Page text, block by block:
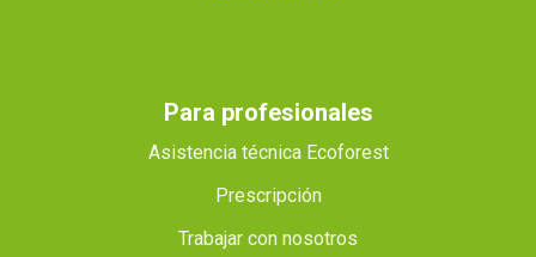
Para profesionales
Asistencia técnica Ecoforest
Prescripción
Trabajar con nosotros